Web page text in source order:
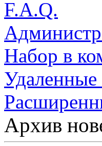
F.A.Q.
Набор в
Архив